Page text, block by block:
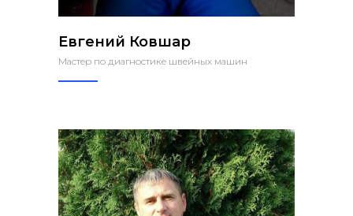
Евгений Ковшар
Мастер по диагностике швейных машин